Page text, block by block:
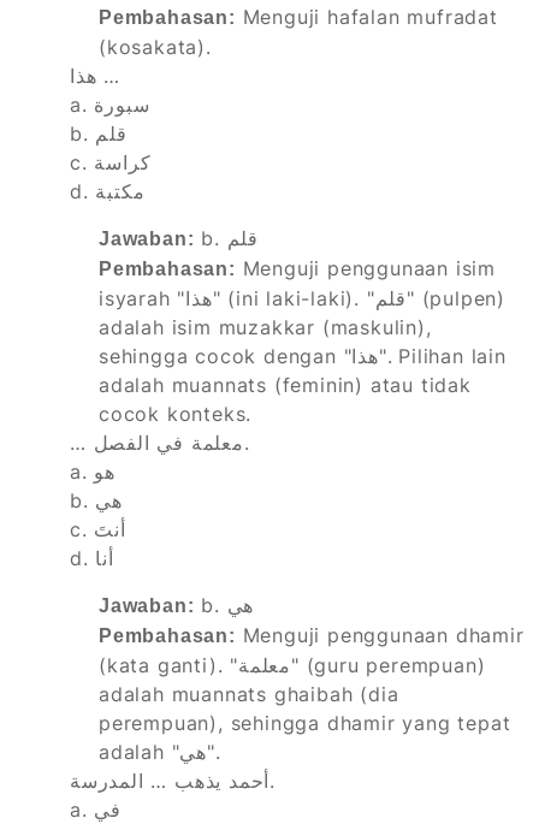
Pembahasan: Menguji hafalan mufradat
(kosakata).
هذا …
a. سبورة
b. قلم
c. كراسة
d. مكتبة
Jawaban: b. قلم
Pembahasan: Menguji penggunaan isim
isyarah "هذا" (ini laki-laki). "قلم" (pulpen)
adalah isim muzakkar (maskulin),
sehingga cocok dengan "هذا". Pilihan lain
adalah muannats (feminin) atau tidak
cocok konteks.
… معلمة في الفصل.
a. هو
b. هي
c. أنتَ
d. أنا
Jawaban: b. هي
Pembahasan: Menguji penggunaan dhamir
(kata ganti). "معلمة" (guru perempuan)
adalah muannats ghaibah (dia
perempuan), sehingga dhamir yang tepat
adalah "هي".
أحمد يذهب … المدرسة.
a. في